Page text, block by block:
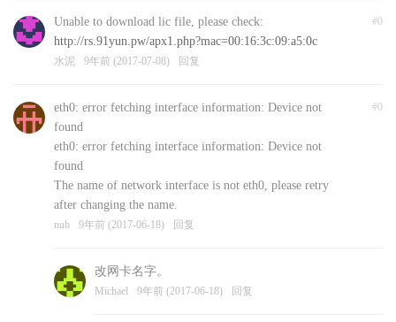
#0
Unable to download lic file, please check:
http://rs.91yun.pw/apx1.php?mac=00:16:3c:09:a5:0c
水泥 9年前 (2017-07-08) 回复
#0
eth0: error fetching interface information: Device not
found
eth0: error fetching interface information: Device not
found
The name of network interface is not eth0, please retry
after changing the name.
nub 9年前 (2017-06-18) 回复
改网卡名字。
Michael 9年前 (2017-06-18) 回复